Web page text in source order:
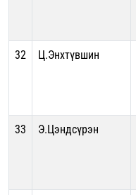
32 Ц.Энхтүвшин
33 Э.Цэндсүрэн